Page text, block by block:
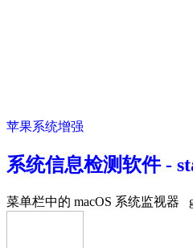
苹果系统增强
系统信息检测软件 -
菜单栏中的 macOS 系统监视器